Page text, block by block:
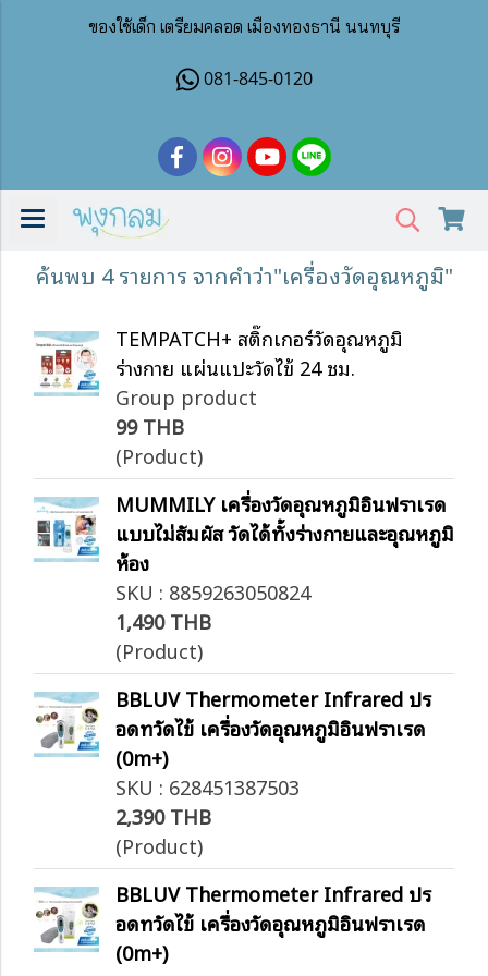
ของใช้เด็ก เตรียมคลอด เมืองทองธานี นนทบุรี
081-845-0120
ค้นพบ 4 รายการ จากคำว่า"เครื่องวัดอุณหภูมิ"
TEMPATCH+ สติ๊กเกอร์วัดอุณหภูมิ
ร่างกาย แผ่นแปะวัดไข้ 24 ชม.
Group product
99 THB
(Product)
MUMMILY เครื่องวัดอุณหภูมิอินฟราเรด
แบบไม่สัมผัส วัดได้ทั้งร่างกายและอุณหภูมิ
ห้อง
SKU : 8859263050824
1,490 THB
(Product)
BBLUV Thermometer Infrared ปร
อดทวัดไข้ เครื่องวัดอุณหภูมิอินฟราเรด
(0m+)
SKU : 628451387503
2,390 THB
(Product)
BBLUV Thermometer Infrared ปร
อดทวัดไข้ เครื่องวัดอุณหภูมิอินฟราเรด
(0m+)